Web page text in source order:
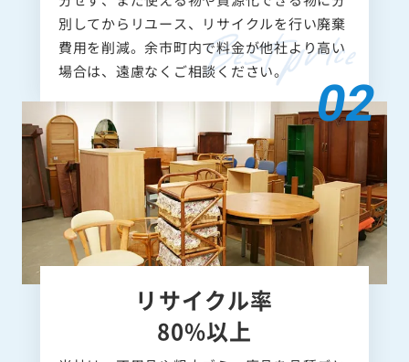
分せず、まだ使える物や資源化できる物に分
別してからリユース、リサイクルを行い廃棄
費用を削減。余市町内で料金が他社より高い
場合は、遠慮なくご相談ください。
リサイクル率
80%以上